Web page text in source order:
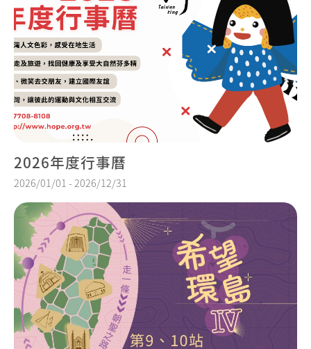
2026年度行事曆
2026/01/01 - 2026/12/31